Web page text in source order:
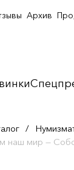
Архив
/
мир —